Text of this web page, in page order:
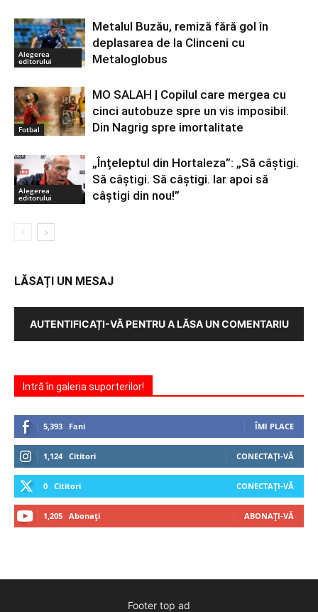
Alegerea
editorului
Metalul Buzău, remiză fără gol în
deplasarea de la Clinceni cu
Metaloglobus
Fotbal
MO SALAH | Copilul care mergea cu
cinci autobuze spre un vis imposibil.
Din Nagrig spre imortalitate
Alegerea
editorului
„Înțeleptul din Hortaleza”: „Să câștigi.
Să câștigi. Să câștigi. Iar apoi să
câștigi din nou!”
LĂSAȚI UN MESAJ
AUTENTIFICAȚI-VĂ PENTRU A LĂSA UN COMENTARIU
Intră în galeria suporterilor!
5,393 Fani ÎMI PLACE
1,124 Cititori CONECTAȚI-VĂ
0 Cititori CONECTAȚI-VĂ
1,205 Abonați ABONAȚI-VĂ
Footer top ad